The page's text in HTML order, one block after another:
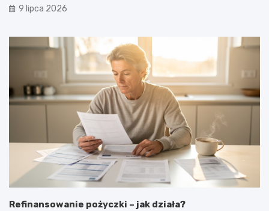
9 lipca 2026
Refinansowanie pożyczki – jak działa?